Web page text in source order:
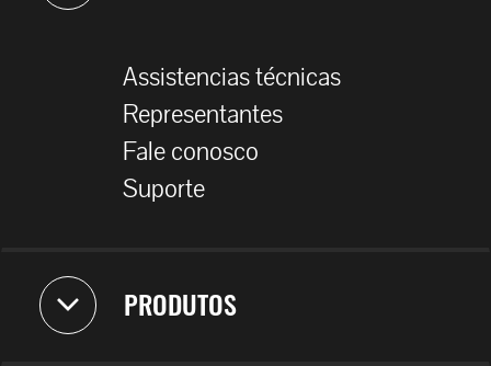
Assistencias técnicas
Representantes
Fale conosco
Suporte
PRODUTOS